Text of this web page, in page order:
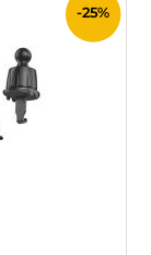
-25%